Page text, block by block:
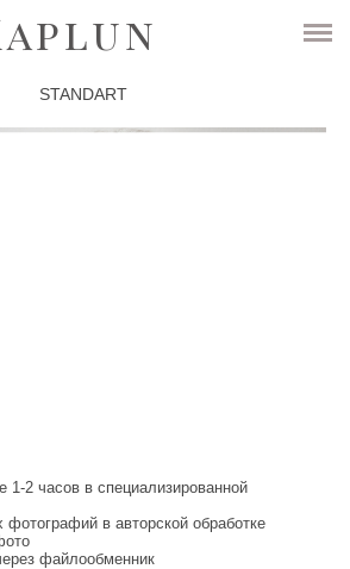
STANDART
1-2 часов в специализированной
фотографий в авторской обработке
файлообменник